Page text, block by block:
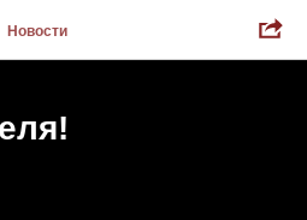
Новости